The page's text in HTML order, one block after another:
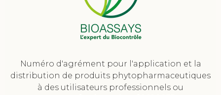
Numéro d'agrément pour l'application et la
distribution de produits phytopharmaceutiques
à des utilisateurs professionnels ou